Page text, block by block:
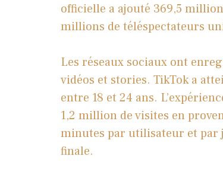
officielle a ajouté 369,5
millions de téléspectateurs
Les réseaux sociaux ont
vidéos et stories. TikTok a
entre 18 et 24 ans.
1,2 million de visites en
minutes par utilisateur et par
finale.